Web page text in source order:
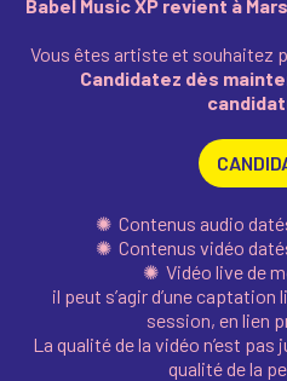
Babel Music XP revient à
Vous êtes artiste et souhaitez
Candidatez dès
✺ Contenus audio
✺ Contenus vidéo
✺ Vidéo live de
il peut s’agir d’une captation
session, en lien
La qualité de la vidéo n’est pas
qualité de la